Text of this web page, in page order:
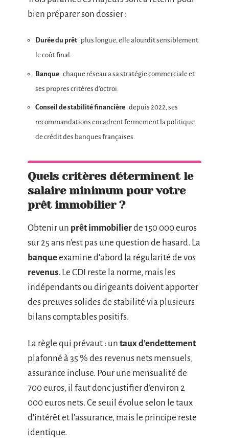
bien préparer son dossier :
Durée du prêt : plus longue, elle alourdit sensiblement
le coût final.
Banque : chaque réseau a sa stratégie commerciale et
ses propres critères d’octroi.
Conseil de stabilité financière : depuis 2022, ses
recommandations encadrent fermement la politique
de crédit des banques françaises.
Quels critères déterminent le
salaire minimum pour votre
prêt immobilier ?
Obtenir un prêt immobilierde 150 000 euros
sur 25 ans n’est pas une question de hasard. La
banqueexamine d’abord la régularité de vos
revenus. Le CDI reste la norme, mais les
indépendants ou dirigeants doivent apporter
des preuves solides de stabilité via plusieurs
bilans comptables positifs.
La règle qui prévaut : un taux d’endettement
plafonné à 35 % des revenus nets mensuels,
assurance incluse. Pour une mensualité de
700 euros, il faut donc justifier d’environ 2
000 euros nets. Ce seuil évolue selon le taux
d’intérêt et l’assurance, mais le principe reste
identique.